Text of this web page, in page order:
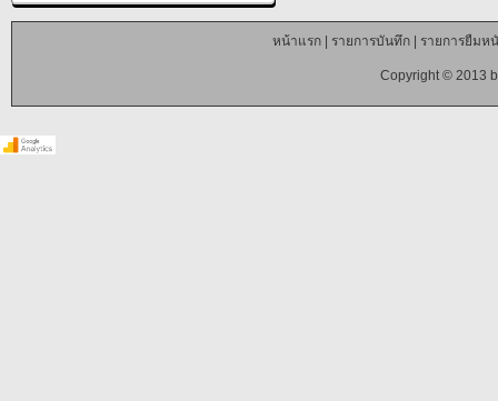
หน้าแรก| รายการบันทึก| รายการยืมห
Copyright © 2013